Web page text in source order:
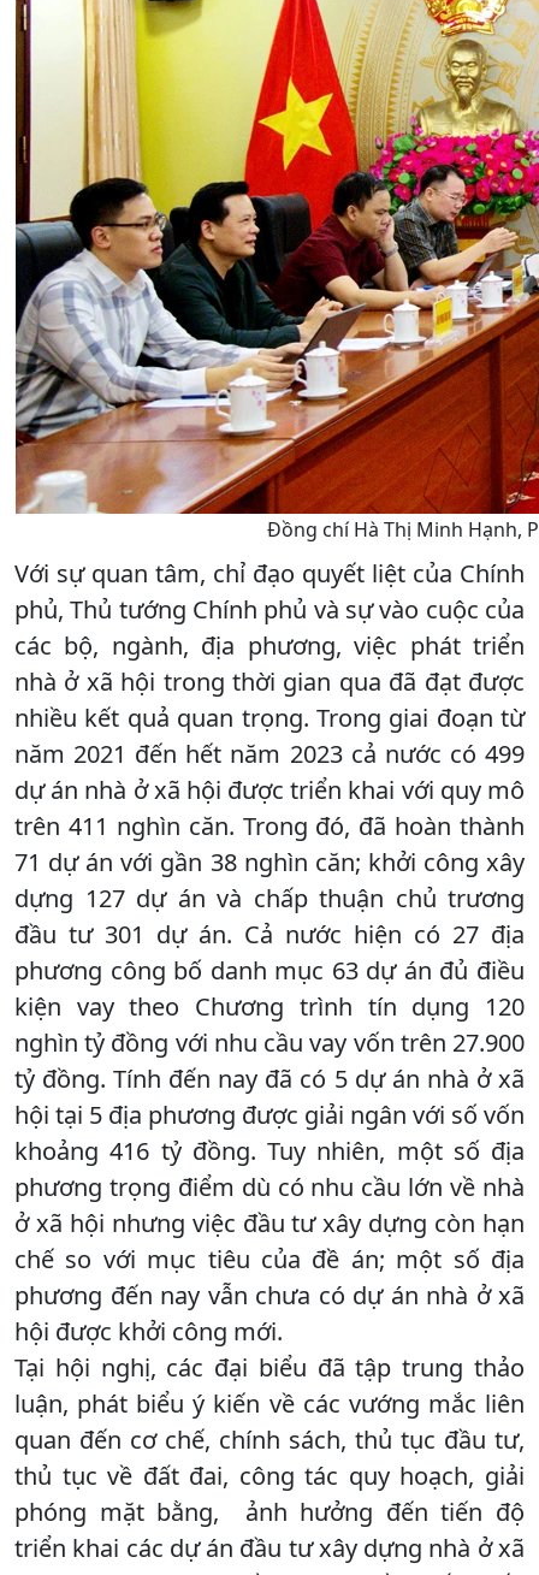
Đồng chí Hà Thị Minh Hạnh,
Với sự quan tâm, chỉ đạo quyết liệt của Chính
phủ, Thủ tướng Chính phủ và sự vào cuộc của
các bộ, ngành, địa phương, việc phát triển
nhà ở xã hội trong thời gian qua đã đạt được
nhiều kết quả quan trọng. Trong giai đoạn từ
năm 2021 đến hết năm 2023 cả nước có 499
dự án nhà ở xã hội được triển khai với quy mô
trên 411 nghìn căn. Trong đó, đã hoàn thành
71 dự án với gần 38 nghìn căn; khởi công xây
dựng 127 dự án và chấp thuận chủ trương
đầu tư 301 dự án. Cả nước hiện có 27 địa
phương công bố danh mục 63 dự án đủ điều
kiện vay theo Chương trình tín dụng 120
nghìn tỷ đồng với nhu cầu vay vốn trên 27.900
tỷ đồng. Tính đến nay đã có 5 dự án nhà ở xã
hội tại 5 địa phương được giải ngân với số vốn
khoảng 416 tỷ đồng. Tuy nhiên, một số địa
phương trọng điểm dù có nhu cầu lớn về nhà
ở xã hội nhưng việc đầu tư xây dựng còn hạn
chế so với mục tiêu của đề án; một số địa
phương đến nay vẫn chưa có dự án nhà ở xã
hội được khởi công mới.
Tại hội nghị, các đại biểu đã tập trung thảo
luận, phát biểu ý kiến về các vướng mắc liên
quan đến cơ chế, chính sách, thủ tục đầu tư,
thủ tục về đất đai, công tác quy hoạch, giải
phóng mặt bằng, ảnh hưởng đến tiến độ
triển khai các dự án đầu tư xây dựng nhà ở xã